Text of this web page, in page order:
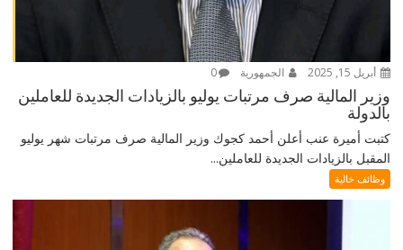
أبريل 15, 2025 الجمهورية 0
وزير المالية صرف مرتبات يوليو بالزيادات الجديدة للعاملين
بالدولة
كتبت أميرة عنب أعلن أحمد كجوك وزير المالية صرف مرتبات شهر يوليو
المقبل بالزيادات الجديدة للعاملين...
وظائف خالية